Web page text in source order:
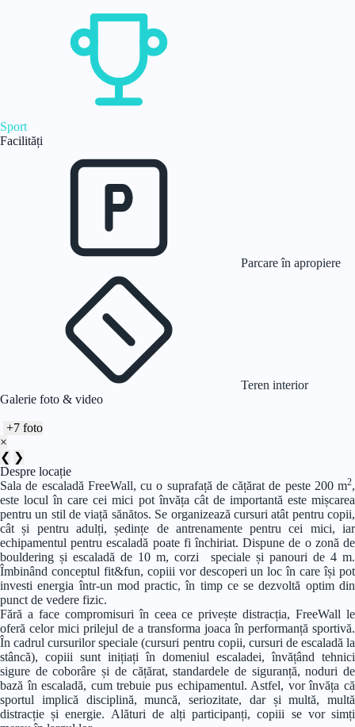
Sport
Facilități
Parcare în apropiere
Teren interior
Galerie foto & video
+7 foto
×
❮ ❯
Despre locație
Sala de escaladă FreeWall, cu o suprafață de cățărat de peste 200 m2,
este locul în care cei mici pot învăța cât de importantă este mișcarea
pentru un stil de viață sănătos. Se organizează cursuri atât pentru copii,
cât și pentru adulți, ședințe de antrenamente pentru cei mici, iar
echipamentul pentru escaladă poate fi închiriat. Dispune de o zonă de
bouldering și escaladă de 10 m, corzi speciale și panouri de 4 m.
Îmbinând conceptul fit&fun, copiii vor descoperi un loc în care își pot
investi energia într-un mod practic, în timp ce se dezvoltă optim din
punct de vedere fizic.
Fără a face compromisuri în ceea ce privește distracția, FreeWall le
oferă celor mici prilejul de a transforma joaca în performanță sportivă.
În cadrul cursurilor speciale (cursuri pentru copii, cursuri de escaladă la
stâncă), copiii sunt inițiați în domeniul escaladei, învățând tehnici
sigure de coborâre și de cățărat, standardele de siguranță, noduri de
bază în escaladă, cum trebuie pus echipamentul. Astfel, vor învăța că
sportul implică disciplină, muncă, seriozitate, dar și multă, multă
distracție și energie. Alături de alți participanți, copiii se vor simți